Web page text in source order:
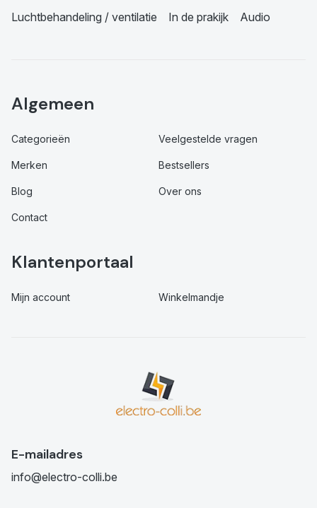
Luchtbehandeling / ventilatie In de prakijk Audio
Algemeen
Categorieën Veelgestelde vragen
Merken Bestsellers
Blog Over ons
Contact
Klantenportaal
Mijn account Winkelmandje
E-mailadres
info@electro-colli.be